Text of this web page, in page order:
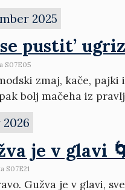
2025
pustit’
S07E05
zmaj, kače,
bolj mačeha iz
je v glavi
S07E21
Gužva je v glavi,